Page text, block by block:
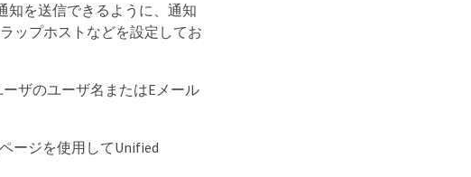
知を送信できるように、通知
ップホストなどを設定してお
ザのユーザ名またはEメール
ージを使用してUnified